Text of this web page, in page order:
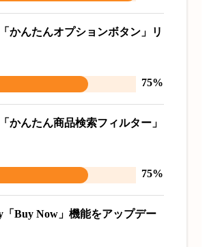
かんたんオプションボタン」リ
75%
かんたん商品検索フィルター」
75%
「Buy Now」機能をアップデー